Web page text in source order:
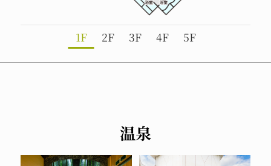
1F 2F 3F 4F 5F
温泉